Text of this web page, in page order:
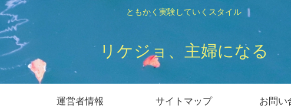
ともかく実験していくスタイル
リケジョ、主婦になる
運営者情報 サイトマップ お問い